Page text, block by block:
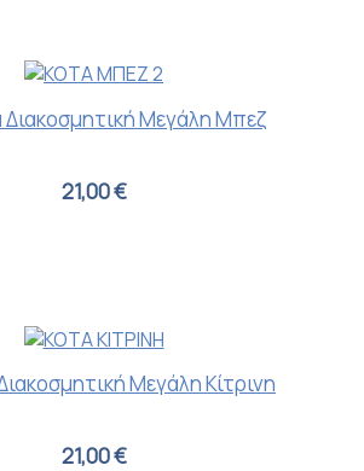
Μεγάλη Μπεζ
21,00 €
Μεγάλη Κίτρινη
21,00 €